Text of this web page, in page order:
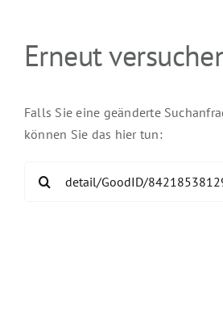
Erneut
Falls Sie eine geänderte
können Sie das hier tun: